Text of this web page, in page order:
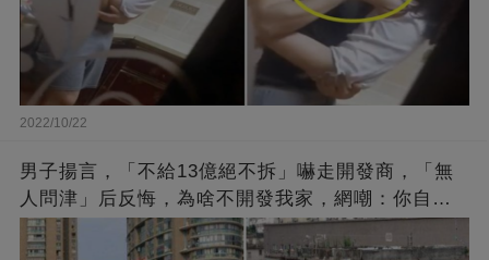
2022/10/22
男子揚言，「不給13億絕不拆」嚇走開發商，「無
人問津」后反悔，為啥不開發我家，網嘲：你自己
找的